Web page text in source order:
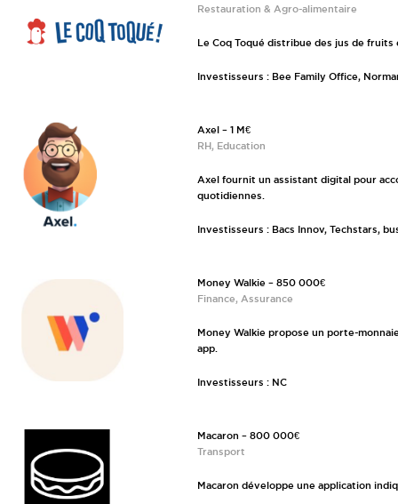
Restauration & Agro-alimentaire
Le Coq Toqué distribue des jus de
Investisseurs : Bee Family Office,
Axel – 1 M€
RH, Education
Axel fournit un assistant digital pour
quotidiennes.
Investisseurs : Bacs Innov, Techstars,
Money Walkie – 850 000€
Finance, Assurance
Money Walkie propose un porte-
app.
Investisseurs : NC
Macaron – 800 000€
Transport
Macaron développe une application